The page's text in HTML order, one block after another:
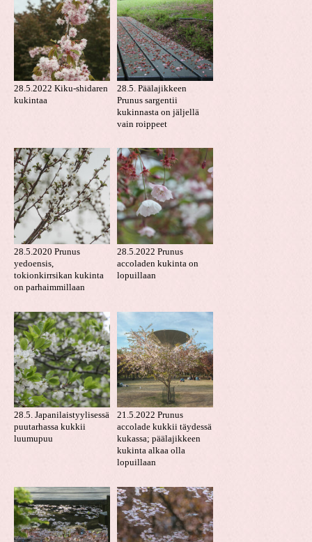
28.5.2022 Kiku-shidaren
kukintaa
28.5. Päälajikkeen
Prunus sargentii
kukinnasta on jäljellä
vain roippeet
28.5.2020 Prunus
yedoensis,
tokionkirrsikan kukinta
on parhaimmillaan
28.5.2022 Prunus
accoladen kukinta on
lopuillaan
28.5. Japanilaistyylisessä
puutarhassa kukkii
luumupuu
21.5.2022 Prunus
accolade kukkii täydessä
kukassa; päälajikkeen
kukinta alkaa olla
lopuillaan